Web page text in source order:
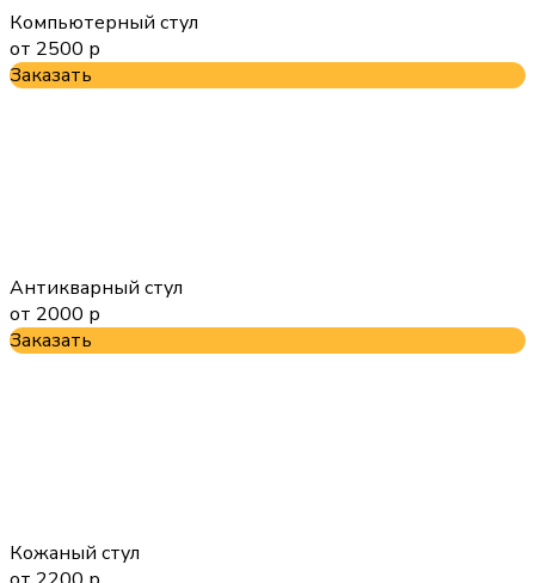
Компьютерный стул
от 2500 р
Заказать
Антикварный стул
от 2000 р
Заказать
Кожаный стул